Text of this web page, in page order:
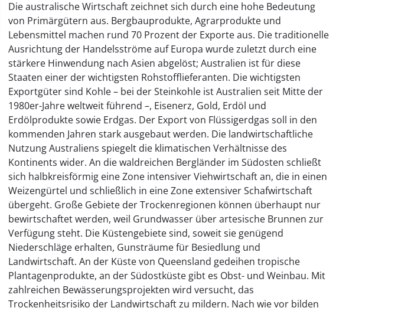
Die australische Wirtschaft zeichnet sich durch eine hohe Bedeutung
von Primärgütern aus. Bergbauprodukte, Agrarprodukte und
Lebensmittel machen rund 70 Prozent der Exporte aus. Die traditionelle
Ausrichtung der Handelsströme auf Europa wurde zuletzt durch eine
stärkere Hinwendung nach Asien abgelöst; Australien ist für diese
Staaten einer der wichtigsten Rohstofflieferanten. Die wichtigsten
Exportgüter sind Kohle – bei der Steinkohle ist Australien seit Mitte der
1980er-Jahre weltweit führend –, Eisenerz, Gold, Erdöl und
Erdölprodukte sowie Erdgas. Der Export von Flüssigerdgas soll in den
kommenden Jahren stark ausgebaut werden. Die landwirtschaftliche
Nutzung Australiens spiegelt die klimatischen Verhältnisse des
Kontinents wider. An die waldreichen Bergländer im Südosten schließt
sich halbkreisförmig eine Zone intensiver Viehwirtschaft an, die in einen
Weizengürtel und schließlich in eine Zone extensiver Schafwirtschaft
übergeht. Große Gebiete der Trockenregionen können überhaupt nur
bewirtschaftet werden, weil Grundwasser über artesische Brunnen zur
Verfügung steht. Die Küstengebiete sind, soweit sie genügend
Niederschläge erhalten, Gunsträume für Besiedlung und
Landwirtschaft. An der Küste von Queensland gedeihen tropische
Plantagenprodukte, an der Südostküste gibt es Obst- und Weinbau. Mit
zahlreichen Bewässerungsprojekten wird versucht, das
Trockenheitsrisiko der Landwirtschaft zu mildern. Nach wie vor bilden